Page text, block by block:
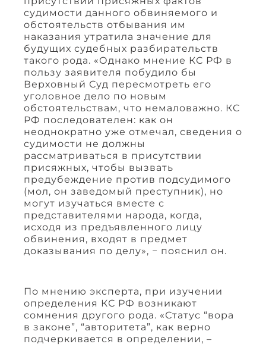
судимости данного обвиняемого и
обстоятельств отбывания им
наказания утратила значение для
будущих судебных разбирательств
такого рода. «Однако мнение КС РФ в
пользу заявителя побудило бы
Верховный Суд пересмотреть его
уголовное дело по новым
обстоятельствам, что немаловажно. КС
РФ последователен: как он
неоднократно уже отмечал, сведения о
судимости не должны
рассматриваться в присутствии
присяжных, чтобы вызвать
предубеждение против подсудимого
(мол, он заведомый преступник), но
могут изучаться вместе с
представителями народа, когда,
исходя из предъявленного лицу
обвинения, входят в предмет
доказывания по делу», − пояснил он.
По мнению эксперта, при изучении
определения КС РФ возникают
сомнения другого рода. «Статус “вора
в законе”, “авторитета”, как верно
подчеркивается в определении, –